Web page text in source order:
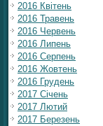
2016 Квітень
2016 Травень
2016 Червень
2016 Липень
2016 Серпень
2016 Жовтень
2016 Грудень
2017 Січень
2017 Лютий
2017 Березень